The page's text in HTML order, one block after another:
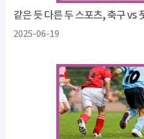
같은 듯 다른 두 스포츠, 축구 vs
2025-06-19